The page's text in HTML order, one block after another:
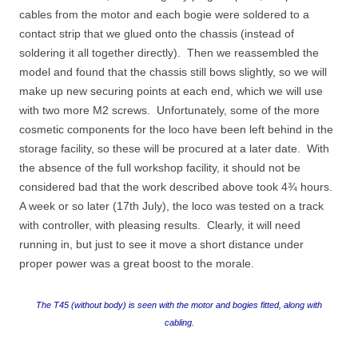
cables from the motor and each bogie were soldered to a
contact strip that we glued onto the chassis (instead of
soldering it all together directly). Then we reassembled the
model and found that the chassis still bows slightly, so we will
make up new securing points at each end, which we will use
with two more M2 screws. Unfortunately, some of the more
cosmetic components for the loco have been left behind in the
storage facility, so these will be procured at a later date. With
the absence of the full workshop facility, it should not be
considered bad that the work described above took 4¾ hours.
A week or so later (17th July), the loco was tested on a track
with controller, with pleasing results. Clearly, it will need
running in, but just to see it move a short distance under
proper power was a great boost to the morale.
The T45 (without body) is seen with the motor and bogies fitted, along with
cabling.